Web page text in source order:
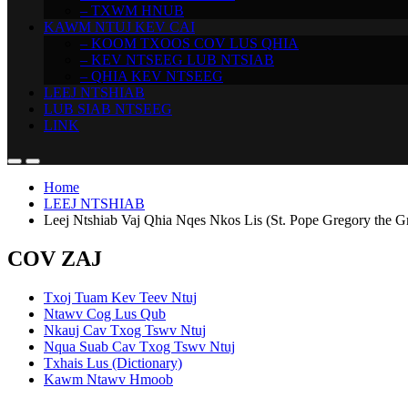
– TXWM HNUB
KAWM NTUJ KEV CAI
– KOOM TXOOS COV LUS QHIA
– KEV NTSEEG LUB NTSIAB
– QHIA KEV NTSEEG
LEEJ NTSHIAB
LUB SIAB NTSEEG
LINK
Home
LEEJ NTSHIAB
Leej Ntshiab Vaj Qhia Nqes Nkos Lis (St. Pope Gregory the
COV ZAJ
Txoj Tuam Kev Teev Ntuj
Ntawv Cog Lus Qub
Nkauj Cav Txog Tswv Ntuj
Nqua Suab Cav Txog Tswv Ntuj
Txhais Lus (Dictionary)
Kawm Ntawv Hmoob